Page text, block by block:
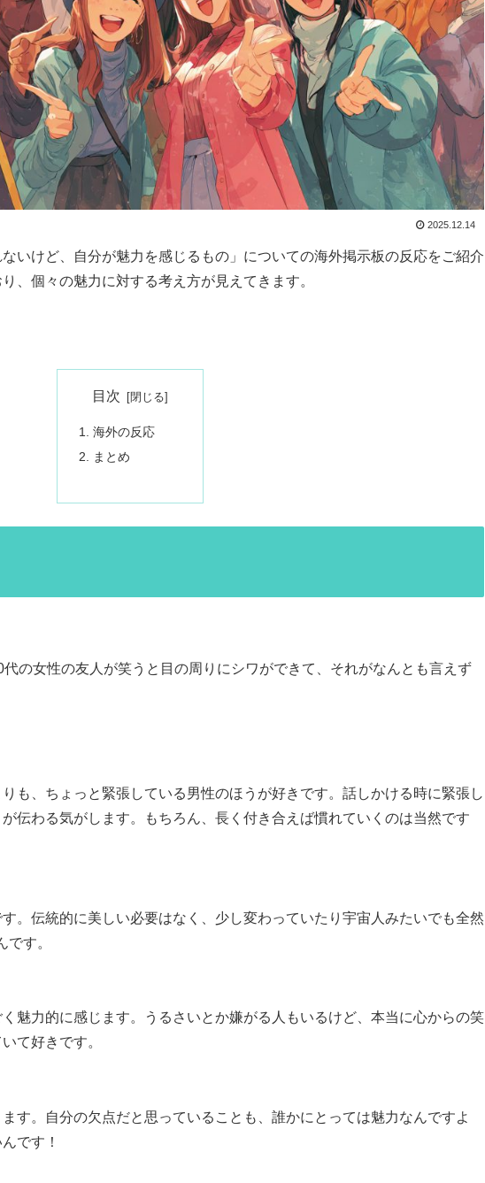
2025.12.14
いけど、自分が魅力を感じるもの」についての海外掲示板の反応をご紹介
、個々の魅力に対する考え方が見えてきます。
目次
海外の反応
まとめ
の女性の友人が笑うと目の周りにシワができて、それがなんとも言えず
も、ちょっと緊張している男性のほうが好きです。話しかける時に緊張し
伝わる気がします。もちろん、長く付き合えば慣れていくのは当然です
。伝統的に美しい必要はなく、少し変わっていたり宇宙人みたいでも全然
す。
魅力的に感じます。うるさいとか嫌がる人もいるけど、本当に心からの笑
て好きです。
す。自分の欠点だと思っていることも、誰かにとっては魅力なんですよ
です！